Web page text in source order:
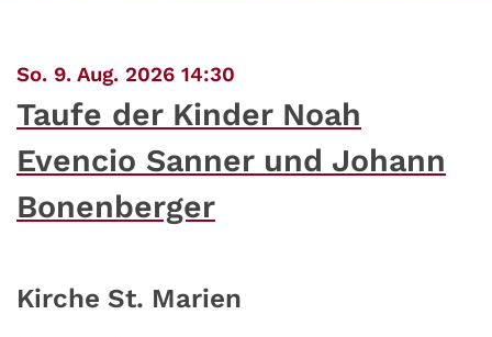
So. 9. Aug. 2026 14:30
Taufe der Kinder Noah
Evencio Sanner und Johann
Bonenberger
Kirche St. Marien